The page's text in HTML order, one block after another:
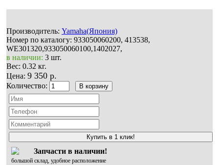
Производитель: Yamaha(Япония)
Номер по каталогу: 933050060200, 413538,
WE301320,933050060100,1402027,
в наличии: 3 шт.
Вес: 0.32 кг.
Цена: 9 350 р.
Количество:
Купить в 1 клик!
Запчасти в наличии!
большой склад, удобное расположение